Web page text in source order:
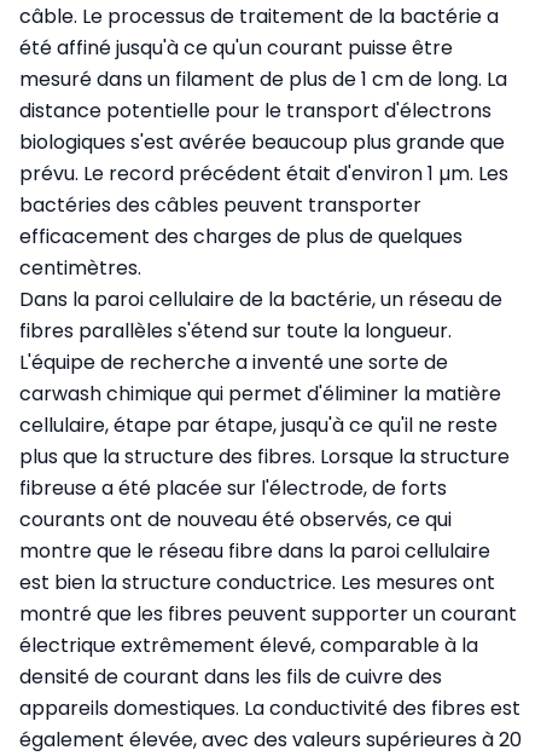
câble. Le processus de traitement de la bactérie a
été affiné jusqu'à ce qu'un courant puisse être
mesuré dans un filament de plus de 1 cm de long. La
distance potentielle pour le transport d'électrons
biologiques s'est avérée beaucoup plus grande que
prévu. Le record précédent était d'environ 1 µm. Les
bactéries des câbles peuvent transporter
efficacement des charges de plus de quelques
centimètres.
Dans la paroi cellulaire de la bactérie, un réseau de
fibres parallèles s'étend sur toute la longueur.
L'équipe de recherche a inventé une sorte de
carwash chimique qui permet d'éliminer la matière
cellulaire, étape par étape, jusqu'à ce qu'il ne reste
plus que la structure des fibres. Lorsque la structure
fibreuse a été placée sur l'électrode, de forts
courants ont de nouveau été observés, ce qui
montre que le réseau fibre dans la paroi cellulaire
est bien la structure conductrice. Les mesures ont
montré que les fibres peuvent supporter un courant
électrique extrêmement élevé, comparable à la
densité de courant dans les fils de cuivre des
appareils domestiques. La conductivité des fibres est
également élevée, avec des valeurs supérieures à 20